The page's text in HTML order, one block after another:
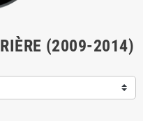
(2009-2014)